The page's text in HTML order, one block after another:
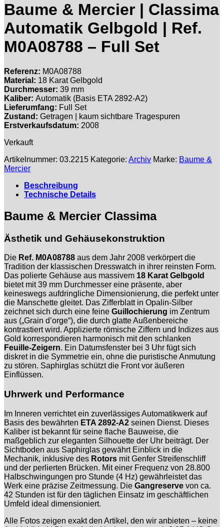
Baume & Mercier | Classima
Automatik Gelbgold | Ref.
M0A08788 – Full Set
Referenz: M0A08788
Material: 18 Karat Gelbgold
Durchmesser: 39 mm
Kaliber: Automatik (Basis ETA 2892-A2)
Lieferumfang: Full Set
Zustand: Getragen | kaum sichtbare Tragespuren
Erstverkaufsdatum: 2008
Verkauft
Artikelnummer: 03.2215 Kategorie: Archiv Marke: Baume &
Mercier
Beschreibung
Technische Details
Baume & Mercier Classima
Ästhetik und Gehäusekonstruktion
Die Ref. M0A08788 aus dem Jahr 2008 verkörpert die
Tradition der klassischen Dresswatch in ihrer reinsten Form.
Das polierte Gehäuse aus massivem 18 Karat Gelbgold
bietet mit 39 mm Durchmesser eine präsente, aber
keineswegs aufdringliche Dimensionierung, die perfekt unter
die Manschette gleitet. Das Zifferblatt in Opalin-Silber
zeichnet sich durch eine feine Guillochierung im Zentrum
aus („Grain d’orge“), die durch glatte Außenbereiche
kontrastiert wird. Applizierte römische Ziffern und Indizes aus
Gold korrespondieren harmonisch mit den schlanken
Feuille-Zeigern. Ein Datumsfenster bei 3 Uhr fügt sich
diskret in die Symmetrie ein, ohne die puristische Anmutung
zu stören. Saphirglas schützt die Front vor äußeren
Einflüssen.
Uhrwerk und Performance
Im Inneren verrichtet ein zuverlässiges Automatikwerk auf
Basis des bewährten ETA 2892-A2 seinen Dienst. Dieses
Kaliber ist bekannt für seine flache Bauweise, die
maßgeblich zur eleganten Silhouette der Uhr beiträgt. Der
Sichtboden aus Saphirglas gewährt Einblick in die
Mechanik, inklusive des Rotors mit Genfer Streifenschliff
und der perlierten Brücken. Mit einer Frequenz von 28.800
Halbschwingungen pro Stunde (4 Hz) gewährleistet das
Werk eine präzise Zeitmessung. Die Gangreserve von ca.
42 Stunden ist für den täglichen Einsatz im geschäftlichen
Umfeld ideal dimensioniert.
Alle Fotos zeigen exakt den Artikel, den wir anbieten – keine